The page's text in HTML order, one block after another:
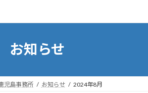
お知らせ
児島事務所 お知らせ 2024年8月